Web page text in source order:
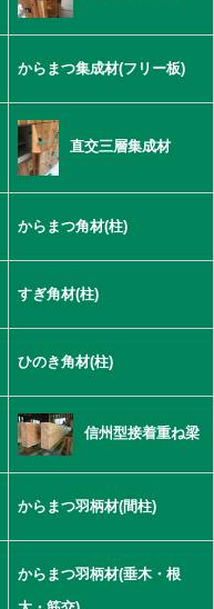
からまつ集成材(フリー板)
直交三層集成材
からまつ角材(柱)
すぎ角材(柱)
ひのき角材(柱)
信州型接着重ね梁
からまつ羽柄材(間柱)
からまつ羽柄材(垂木・根